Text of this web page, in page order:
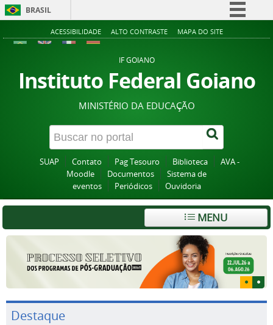
BRASIL
Simplifique!
Acesso à informação
Legislação
Canais
ACESSIBILIDADE ALTO CONTRASTE MAPA DO SITE
IF GOIANO
Instituto Federal Goiano
MINISTÉRIO DA EDUCAÇÃO
SUAP Contato Pag Tesouro Biblioteca
AVA -
Moodle
Documentos
Sistema de
eventos
Periódicos Ouvidoria
MENU
Destaque